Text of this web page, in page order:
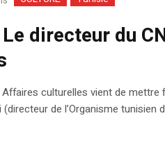
directeur du
culturelles vient de
de l’Organisme tunisien